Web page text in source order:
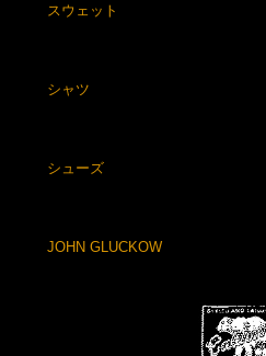
スウェット
シャツ
シューズ
JOHN GLUCKOW